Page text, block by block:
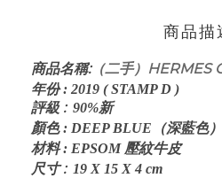
商品描
商品名稱:（二手）HERMES
年份: 2019 ( STAMP D )
評級 : 90%新
顏色: DEEP BLUE（深藍色）
材料: EPSOM 壓紋牛皮
尺寸: 19 X 15 X 4 cm